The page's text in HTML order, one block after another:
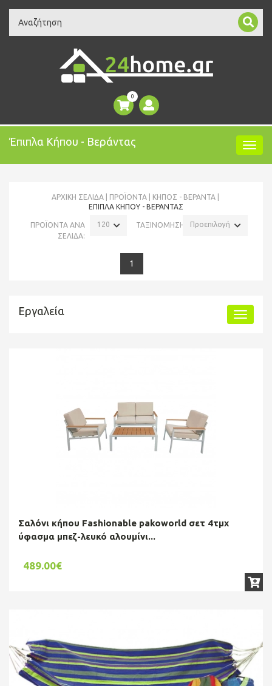
Search
0
Έπιπλα Κήπου - Βεράντας
ΑΡΧΙΚΉ ΣΕΛΊΔΑ ΠΡΟΪΌΝΤΑ
ΚΗΠΟΣ - ΒΕΡΑΝΤΑ
ΈΠΙΠΛΑ ΚΉΠΟΥ - ΒΕΡΆΝΤΑΣ
ΠΡΟΪΟΝΤΑ ΑΝΑ
ΣΕΛΙΔΑ:
120 ΤΑΞΙΝΟΜΗΣΗ: Προεπιλογή
1
Εργαλεία
Σαλόνι κήπου Fashionable pakoworld σετ 4τμχ
ύφασμα μπεζ-λευκό αλουμίνι...
489.00€